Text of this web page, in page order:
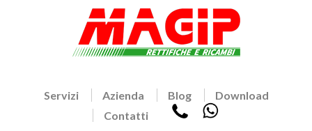
Servizi Azienda Blog
Download
Contatti